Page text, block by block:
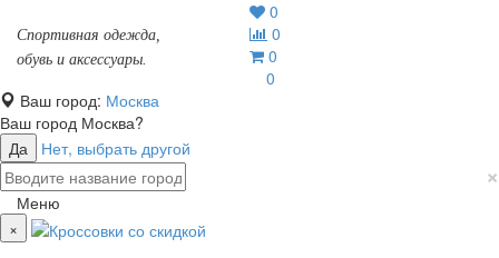
Спортивная одежда,
обувь и аксессуары.
0
0
0
0
Ваш город: Москва
Ваш город Москва?
Да
Нет, выбрать другой
×
Меню
×